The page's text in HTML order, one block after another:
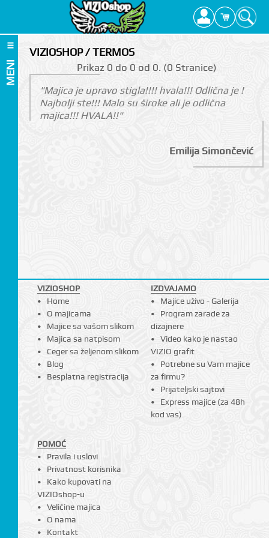
MENI
VIZIOSHOP / TERMOS
Prikаz 0 do 0 оd 0. (0 Strаnicе)
"Majica je upravo stigla!!!! hvala!!! Odlična je !
Najbolji ste!!! Malo su široke ali je odlična
majica!!! HVALA!!"
Emilija Simončević
VIZIOSHOP
Home
O majicama
Majice sa vašom slikom
Majica sa natpisom
Ceger sa željenom slikom
Blog
Besplatna registracija
IZDVAJAMO
Majice uživo - Galerija
Program zarade za
dizajnere
Video kako je nastao
VIZIO grafit
Potrebne su Vam majice
za firmu?
Prijateljski sajtovi
Express majice (za 48h
kod vas)
POMOĆ
Pravila i uslovi
Privatnost korisnika
Kako kupovati na
VIZIOshop-u
Veličine majica
O nama
Kontakt